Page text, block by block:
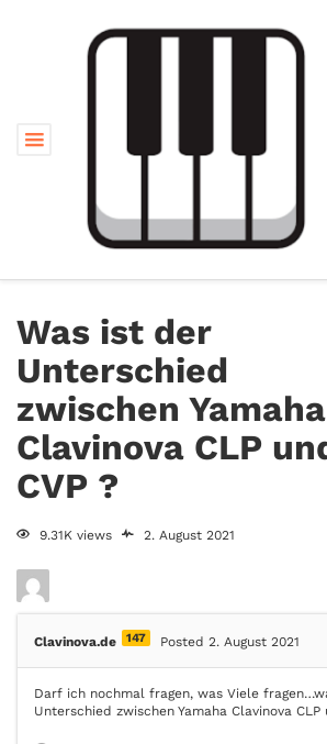
Was ist der
Unterschied
zwischen Yamaha
Clavinova CLP
CVP ?
9.31K views 2. August 2021
Clavinova.de 147 Posted 2. August 2021
Darf ich nochmal fragen, was Viele
Unterschied zwischen Yamaha Clavinova CLP